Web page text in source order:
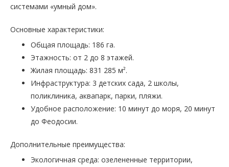
системами «умный дом».
Основные характеристики:
Общая площадь: 186 га.
Этажность: от 2 до 8 этажей.
Жилая площадь: 831 285 м².
Инфраструктура: 3 детских сада, 2 школы,
поликлиника, аквапарк, парки, пляжи.
Удобное расположение: 10 минут до моря, 20 минут
до Феодосии.
Дополнительные преимущества:
Экологичная среда: озелененные территории,